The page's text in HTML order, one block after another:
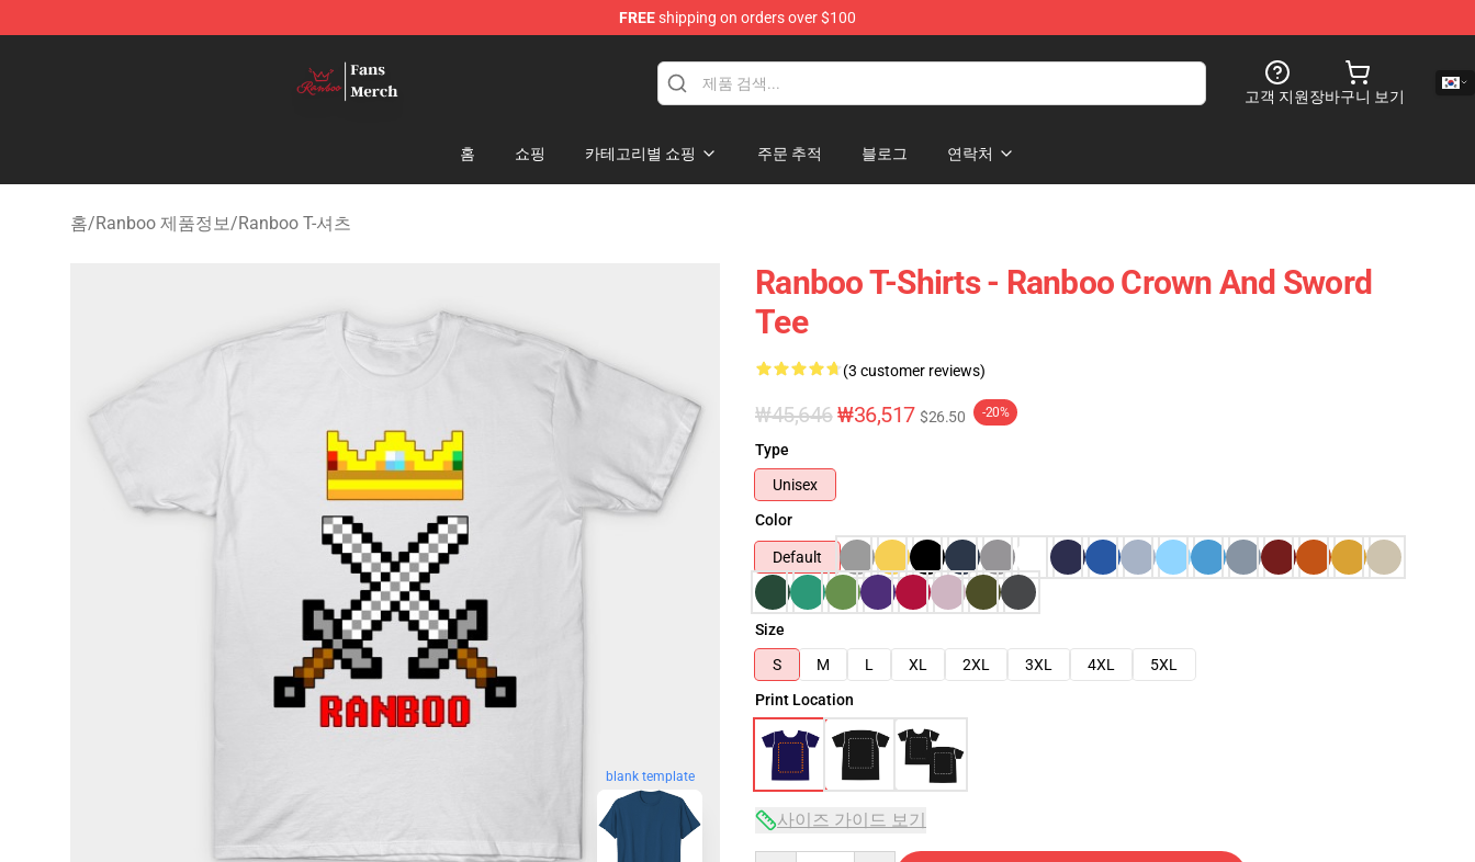
FREEshipping on orders over $100
고객 지원장바구니 보기
홈 쇼핑 카테고리별 쇼핑 주문 추적 블로그 연락처
홈/Ranboo 제품정보/Ranboo T-셔츠
blank template
Ranboo T-Shirts - Ranboo Crown And Sword
Tee
(3 customer reviews)
₩45,646₩36,517 $26.50 -20%
Type
Unisex
Color
Default
Size
S
M L XL 2XL 3XL 4XL
5XL
Print Location
사이즈 가이드 보기